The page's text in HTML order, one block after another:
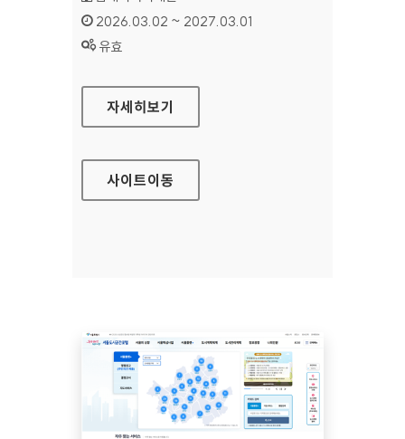
인증기간 :
2026.03.02 ~ 2027.03.01
상태 :
유효
김해시복지재단
자세히보기
사이트이동